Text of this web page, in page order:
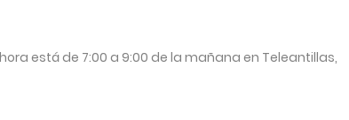
está de 7:00 a 9:00 de la mañana en Teleantillas,